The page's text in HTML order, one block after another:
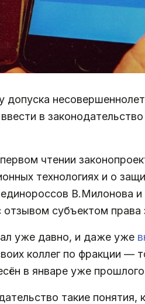
допуска
в
чтении
технологиях и о
В.Милонова
субъектом права
уже давно, и даже уже
коллег по фракции —
в январе уже прошлого
такие понятия,